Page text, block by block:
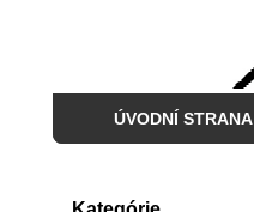
ÚVODNÍ STRANA